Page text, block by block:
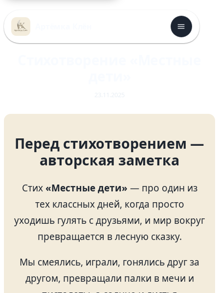
к
содержимому
Перед стихотворением —
авторская заметка
Стих «Местные дети» — про один из
тех классных дней, когда просто
уходишь гулять с друзьями, и мир вокруг
превращается в лесную сказку.
Мы смеялись, играли, гонялись друг за
другом, превращали палки в мечи и